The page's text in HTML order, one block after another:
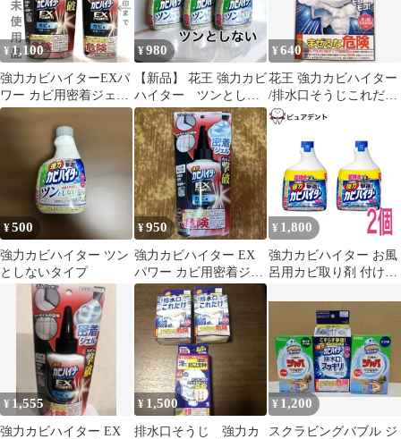
¥ 1,100
強力カビハイターEXパ
ワー カビ用密着ジェル
住宅用 カビとり剤 浴室
¥980
【新品】 花王 強力カビ
ハイター ツンとしな
い 3本セット 浴室用
カビとり剤
¥640
花王 強力カビハイター
/排水口そうじこれだけ
3袋入
¥500
強力カビハイター ツン
としないタイプ
¥950
強力カビハイター EX
パワー カビ用密着ジェ
ル
¥ 1,800
強力カビハイター お風
呂用カビ取り剤 付け替
ット
¥ 1,555
強力カビハイター EX
¥ 1,500
排水口そうじ 強力カ
¥ 1,200
スクラビングバブル ジ